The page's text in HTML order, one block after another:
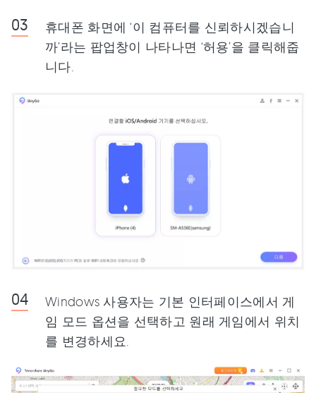
휴대폰 화면에 ‘이 컴퓨터를 신뢰하시겠습니
까’라는 팝업창이 나타나면 ‘허용’을 클릭해줍
니다.
Windows 사용자는 기본 인터페이스에서 게
임 모드 옵션을 선택하고 원래 게임에서 위치
를 변경하세요.